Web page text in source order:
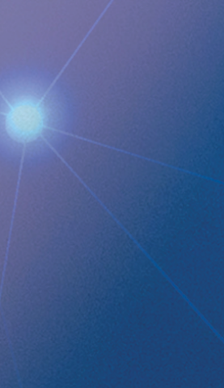
en eHälsoplattform utformad för
av
behandling inifrån kroppen
på avstånd och en trådlös
utformad för att driva fjärrstyrda
intakt hud.
Premier Growth Market (ticker:
Dela rsrapport Q2 2022